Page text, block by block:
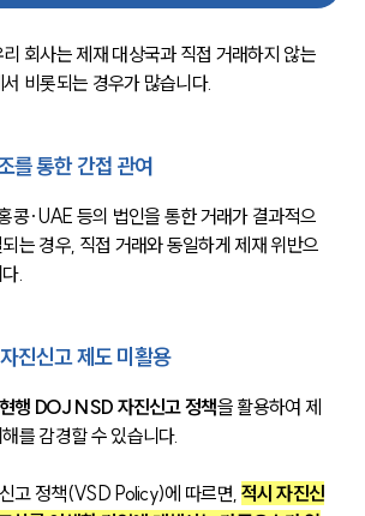
회사는 제재 대상국과 직접 거래하지 않는
비롯되는 경우가 많습니다.
를 통한 간접 관여
콩·UAE 등의 법인을 통한 거래가 결과적으
는 경우, 직접 거래와 동일하게 제재 위반으
.
진신고 제도 미활용
현행 DOJ NSD 자진신고 정책을 활용하여 제
를 감경할 수 있습니다.
고 정책(VSD Policy)에 따르면, 적시 자진신